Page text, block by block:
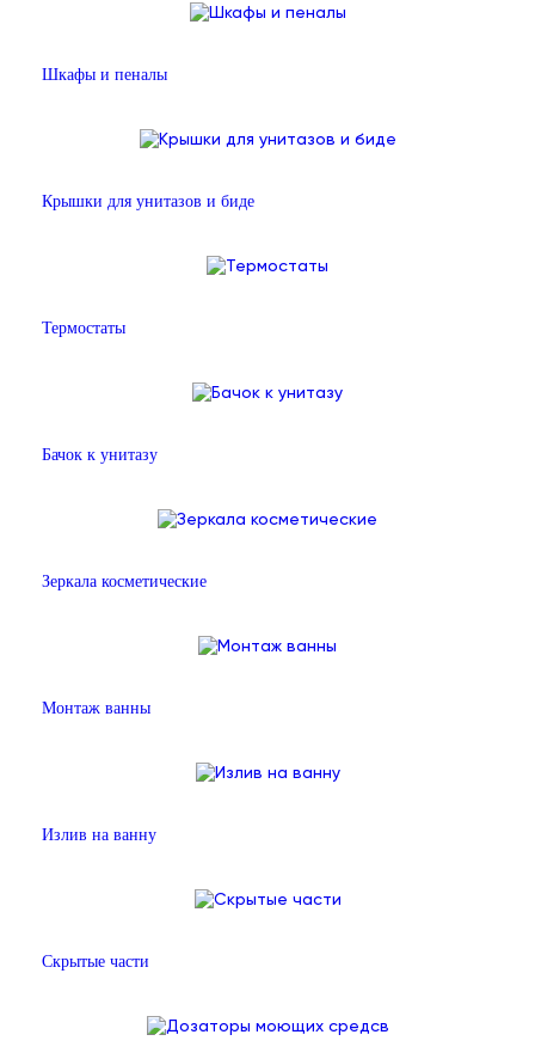
Шкафы и пеналы
Крышки для унитазов и биде
Термостаты
Бачок к унитазу
Зеркала косметические
Монтаж ванны
Излив на ванну
Скрытые части